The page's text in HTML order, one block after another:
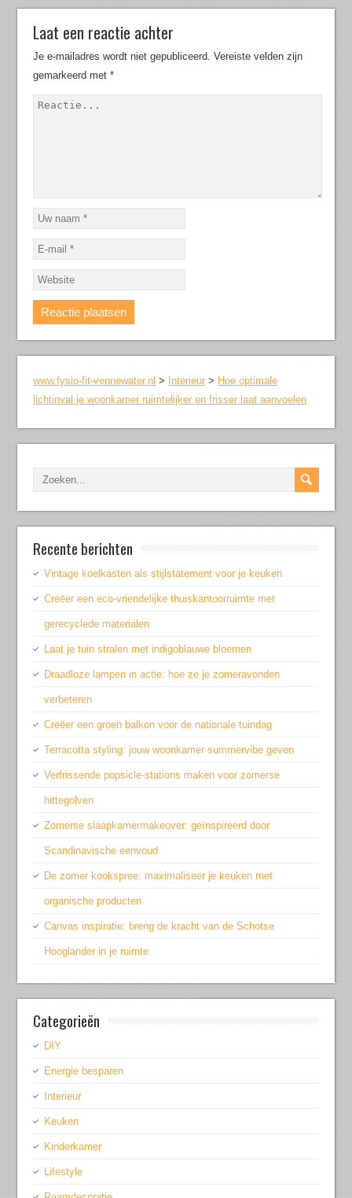
Laat een reactie achter
Je e-mailadres wordt niet gepubliceerd. Vereiste velden zijn
gemarkeerd met*
www.fysio-fit-vennewater.nl > Interieur > Hoe optimale
lichtinval je woonkamer ruimtelijker en frisser laat aanvoelen
Recente berichten
Vintage koelkasten als stijlstatement voor je keuken
Creëer een eco-vriendelijke thuiskantoorruimte met
gerecyclede materialen
Laat je tuin stralen met indigoblauwe bloemen
Draadloze lampen in actie: hoe ze je zomeravonden
verbeteren
Creëer een groen balkon voor de nationale tuindag
Terracotta styling: jouw woonkamer summervibe geven
Verfrissende popsicle-stations maken voor zomerse
hittegolven
Zomerse slaapkamermakeover: geïnspireerd door
Scandinavische eenvoud
De zomer kookspree: maximaliseer je keuken met
organische producten
Canvas inspiratie: breng de kracht van de Schotse
Hooglander in je ruimte
Categorieën
DIY
Energie besparen
Interieur
Keuken
Kinderkamer
Lifestyle